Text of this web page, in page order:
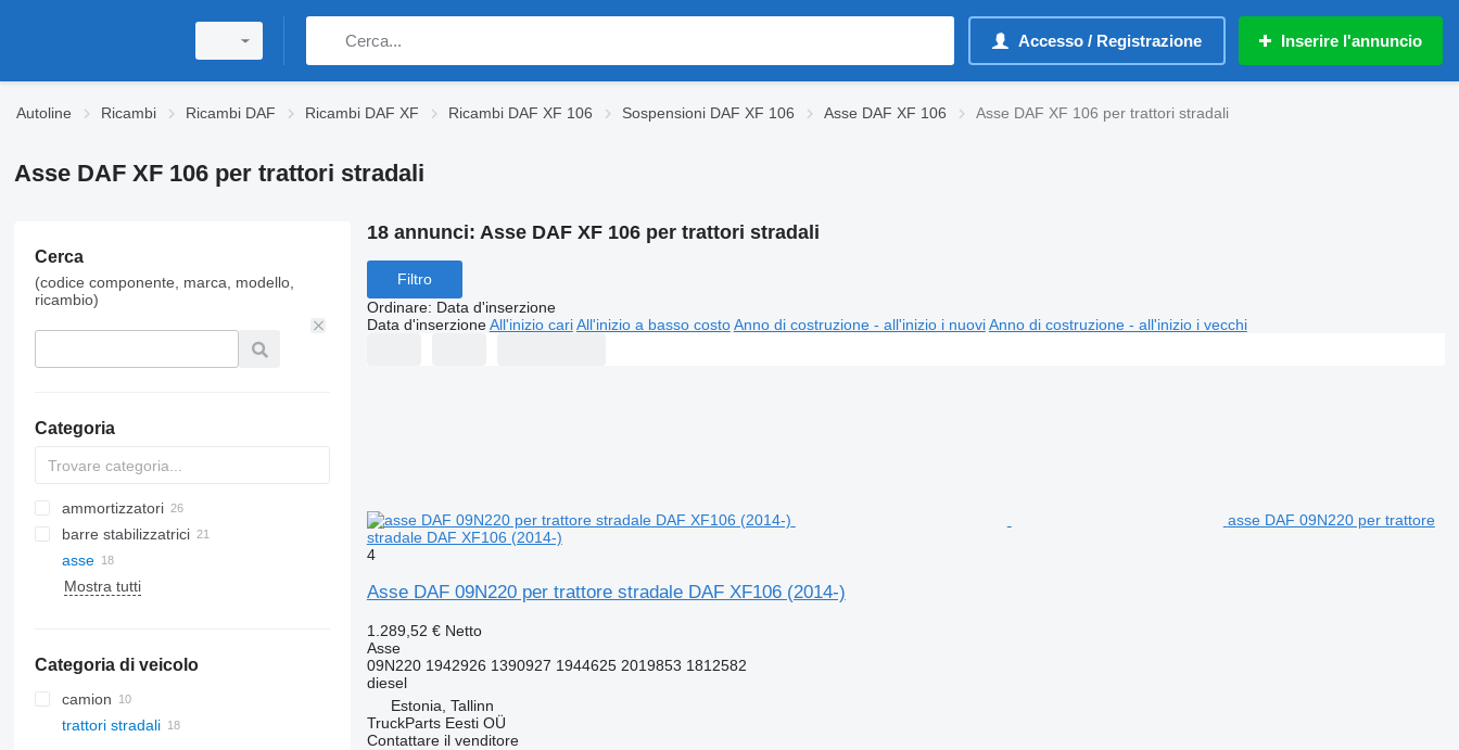
Accesso / Registrazione Inserire l'annuncio
Autoline Ricambi Ricambi DAF Ricambi DAF XF Ricambi DAF XF 106 Sospensioni DAF XF 106 Asse DAF XF 106 Asse DAF XF 106 per trattori stradali
Asse DAF XF 106 per trattori stradali
Cerca
(codice componente, marca, modello,
ricambio)
Categoria
ammortizzatori
barre stabilizzatrici
asse
Mostra tutti
Categoria di veicolo
camion
trattori stradali
18 annunci: Asse DAF XF 106 per trattori stradali
Filtro
Ordinare: Data d'inserzione
Data d'inserzione All'inizio cari All'inizio a basso costo Anno di costruzione - all'inizio i nuovi Anno di costruzione - all'inizio i vecchi
asse DAF 09N220 per trattore
stradale DAF XF106 (2014-)
4
Asse DAF 09N220 per trattore stradale DAF XF106 (2014-)
1.289,52 € Netto
Asse
09N220 1942926 1390927 1944625 2019853 1812582
diesel
Estonia, Tallinn
TruckParts Eesti OÜ
Contattare il venditore